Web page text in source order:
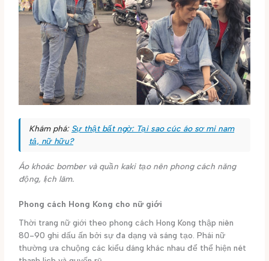
Khám phá: Sự thật bất ngờ: Tại sao cúc áo sơ mi nam
tả, nữ hữu?
Áo khoác bomber và quần kaki tạo nên phong cách năng
động, lịch lãm.
Phong cách Hong Kong cho nữ giới
Thời trang nữ giới theo phong cách Hong Kong thập niên
80-90 ghi dấu ấn bởi sự đa dạng và sáng tạo. Phái nữ
thường ưa chuộng các kiểu dáng khác nhau để thể hiện nét